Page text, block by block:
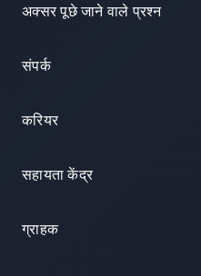
अक्सर पूछे जाने वाले प्रश्न
संपर्क
करियर
सहायता केंद्र
ग्राहक